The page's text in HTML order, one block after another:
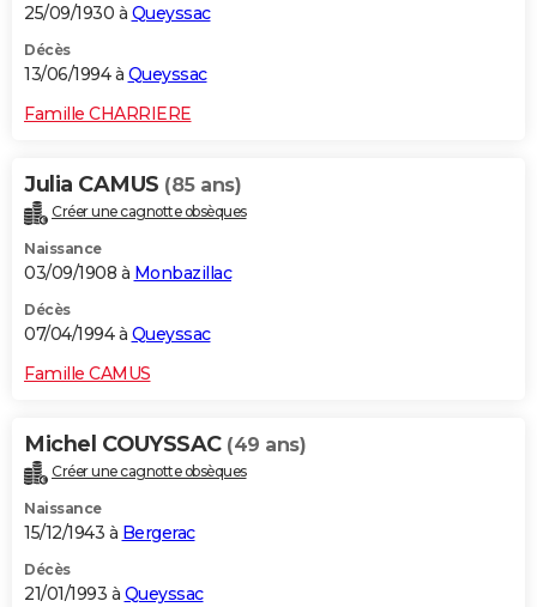
25/09/1930 à Queyssac
Décès
13/06/1994 à Queyssac
Famille CHARRIERE
Julia CAMUS (85 ans)
Créer une cagnotte obsèques
Naissance
03/09/1908 à Monbazillac
Décès
07/04/1994 à Queyssac
Famille CAMUS
Michel COUYSSAC (49 ans)
Créer une cagnotte obsèques
Naissance
15/12/1943 à Bergerac
Décès
21/01/1993 à Queyssac